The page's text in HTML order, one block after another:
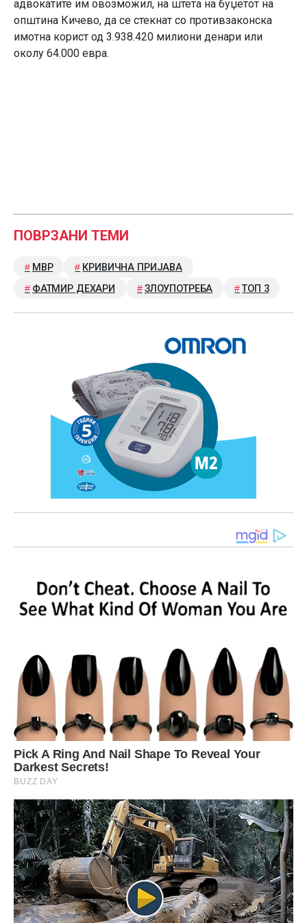
адвокатите им овозможил, на штета на буџетот на
општина Кичево, да се стекнат со противзаконска
имотна корист од 3.938.420 милиони денари или
околу 64.000 евра.
ПОВРЗАНИ ТЕМИ
МВР
КРИВИЧНА ПРИЈАВА
ФАТМИР ДЕХАРИ
ЗЛОУПОТРЕБА ТОП 3